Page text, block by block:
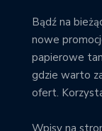
Bądź na
nowe
papierowe
gdzie warto
ofert.
Wpisy na